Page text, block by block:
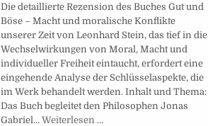
Die detaillierte Rezension des Buches Gut und
Böse – Macht und moralische Konflikte
unserer Zeit von Leonhard Stein, das tief in die
Wechselwirkungen von Moral, Macht und
individueller Freiheit eintaucht, erfordert eine
eingehende Analyse der Schlüsselaspekte, die
im Werk behandelt werden. Inhalt und Thema:
Das Buch begleitet den Philosophen Jonas
Gabriel…Weiterlesen …